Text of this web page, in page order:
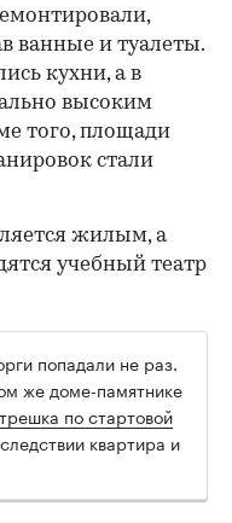
ванные и туалеты.
кухни, а в
высоким
того, площади
стали
жилым, а
учебный театр
попадали не раз.
же доме-памятнике
по стартовой
квартира и